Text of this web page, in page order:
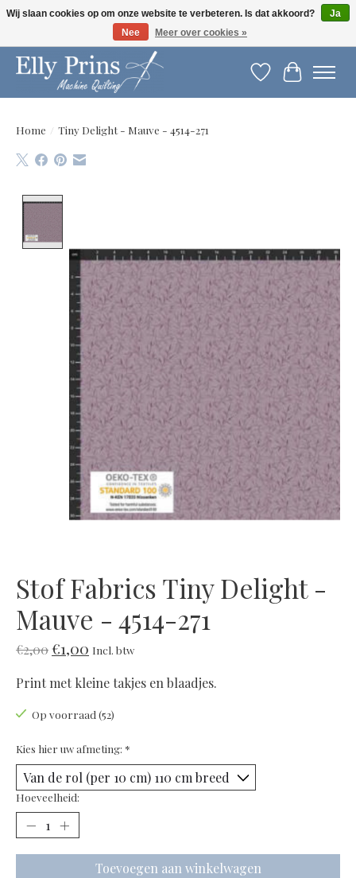
Let op: gewijzigde openingstijden!
Verlanglijst
Home / Tiny Delight - Mauve - 4514-271
Stof Fabrics Tiny Delight -
Mauve - 4514-271
€2,00€1,00 Incl. btw
Print met kleine takjes en blaadjes.
Op voorraad (52)
Kies hier uw afmeting: *
Hoeveelheid:
Toevoegen aan winkelwagen
Wij slaan cookies op om onze website te verbeteren. Is dat akkoord?
Ja
Nee
Meer over cookies »